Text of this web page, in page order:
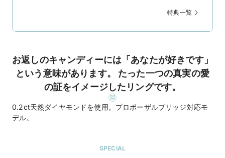
特典一覧
お返しのキャンディーには「あなたが好きです」
という意味があります。 たった一つの真実の愛
の証をイメージしたリングです。
0.2ct天然ダイヤモンドを使用。プロポーザルブリッジ対応モ
デル。
SPECIAL